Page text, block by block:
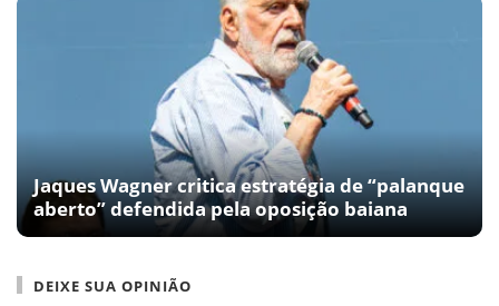
Jaques Wagner critica estratégia de “palanque
aberto” defendida pela oposição baiana
DEIXE SUA OPINIÃO